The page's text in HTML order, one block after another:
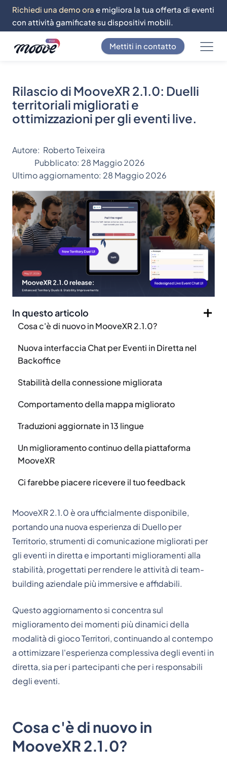
Richiedi una demo ora e migliora la tua offerta di eventi
con attività gamificate su dispositivi mobili.
Mettiti in contatto
Rilascio di MooveXR 2.1.0: Duelli
territoriali migliorati e
ottimizzazioni per gli eventi live.
Autore: Roberto Teixeira
Pubblicato: 28 Maggio 2026
Ultimo aggiornamento: 28 Maggio 2026
In questo articolo
Cosa c'è di nuovo in MooveXR 2.1.0?
Nuova interfaccia Chat per Eventi in Diretta nel
Backoffice
Stabilità della connessione migliorata
Comportamento della mappa migliorato
Traduzioni aggiornate in 13 lingue
Un miglioramento continuo della piattaforma
MooveXR
Ci farebbe piacere ricevere il tuo feedback
MooveXR 2.1.0 è ora ufficialmente disponibile,
portando una nuova esperienza di Duello per
Territorio, strumenti di comunicazione migliorati per
gli eventi in diretta e importanti miglioramenti alla
stabilità, progettati per rendere le attività di team-
building aziendale più immersive e affidabili.
Questo aggiornamento si concentra sul
miglioramento dei momenti più dinamici della
modalità di gioco Territori, continuando al contempo
a ottimizzare l'esperienza complessiva degli eventi in
diretta, sia per i partecipanti che per i responsabili
degli eventi.
Cosa c'è di nuovo in
MooveXR 2.1.0?